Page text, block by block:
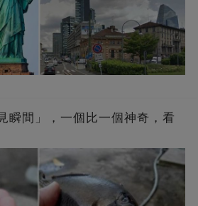
瞬間」，一個比一個神奇，看